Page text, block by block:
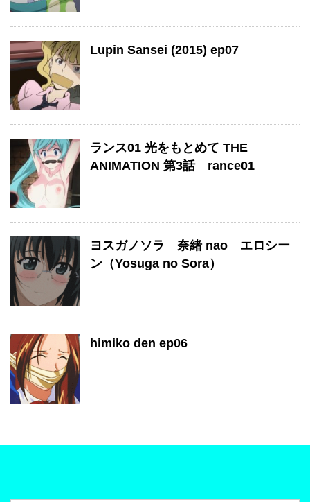
Lupin Sansei (2015) ep07
ランス01 光をもとめて THE
ANIMATION 第3話 rance01
ヨスガノソラ 奈緒 nao エロシー
ン（Yosuga no Sora）
himiko den ep06